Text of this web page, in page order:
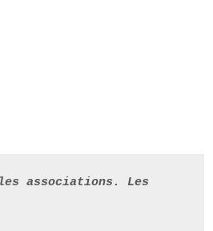
associations. Les